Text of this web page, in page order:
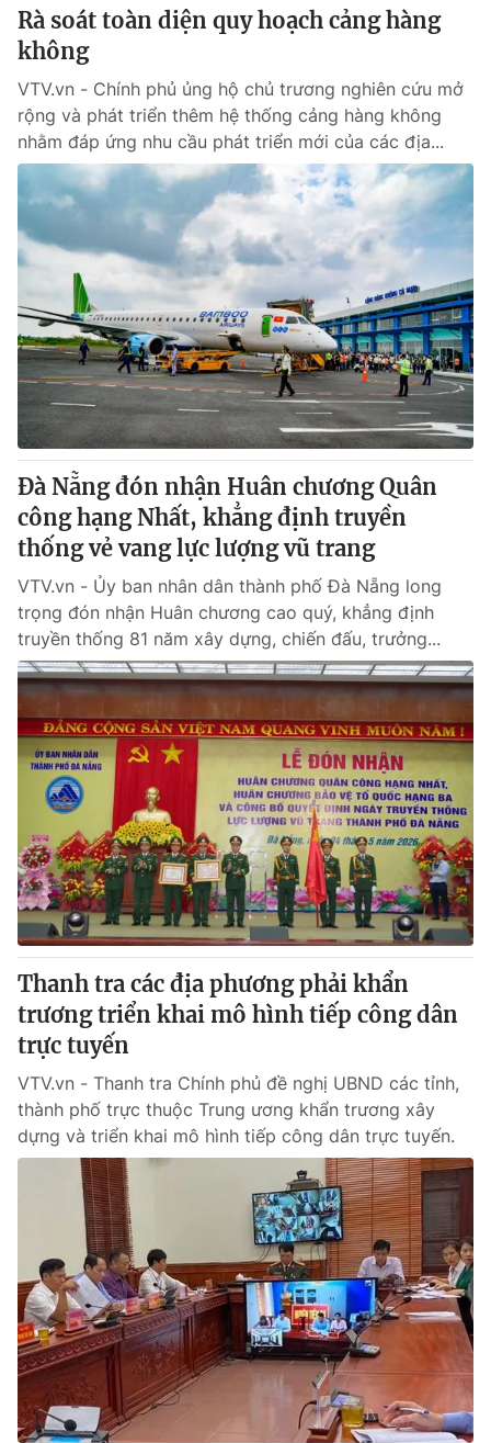
Rà soát toàn diện quy hoạch cảng hàng
không
VTV.vn - Chính phủ ủng hộ chủ trương nghiên cứu mở
rộng và phát triển thêm hệ thống cảng hàng không
nhằm đáp ứng nhu cầu phát triển mới của các địa...
Đà Nẵng đón nhận Huân chương Quân
công hạng Nhất, khẳng định truyền
thống vẻ vang lực lượng vũ trang
VTV.vn - Ủy ban nhân dân thành phố Đà Nẵng long
trọng đón nhận Huân chương cao quý, khẳng định
truyền thống 81 năm xây dựng, chiến đấu, trưởng...
Thanh tra các địa phương phải khẩn
trương triển khai mô hình tiếp công dân
trực tuyến
VTV.vn - Thanh tra Chính phủ đề nghị UBND các tỉnh,
thành phố trực thuộc Trung ương khẩn trương xây
dựng và triển khai mô hình tiếp công dân trực tuyến.